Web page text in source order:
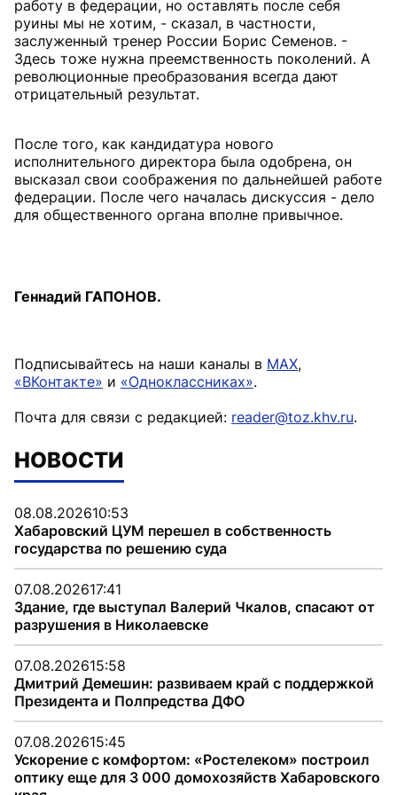
работу в федерации, но оставлять после себя
руины мы не хотим, - сказал, в частности,
заслуженный тренер России Борис Семенов. -
Здесь тоже нужна преемственность поколений. А
революционные преобразования всегда дают
отрицательный результат.
После того, как кандидатура нового
исполнительного директора была одобрена, он
высказал свои соображения по дальнейшей работе
федерации. После чего началась дискуссия - дело
для общественного органа вполне привычное.
Геннадий ГАПОНОВ.
Подписывайтесь на наши каналы в MAX,
«ВКонтакте» и «Одноклассниках».
Почта для связи с редакцией: reader@toz.khv.ru.
НОВОСТИ
08.08.202610:53
Хабаровский ЦУМ перешел в собственность
государства по решению суда
07.08.202617:41
Здание, где выступал Валерий Чкалов, спасают от
разрушения в Николаевске
07.08.202615:58
Дмитрий Демешин: развиваем край с поддержкой
Президента и Полпредства ДФО
07.08.202615:45
Ускорение с комфортом: «Ростелеком» построил
оптику еще для 3 000 домохозяйств Хабаровского